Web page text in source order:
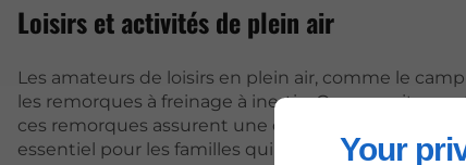
Your
Loisirs et activités de plein air
Les amateurs de loisirs en plein air, comme le
les remorques à freinage à inertie. Que ce soit
ces remorques assurent une conduite stable,
essentiel pour les familles qui prévoient des